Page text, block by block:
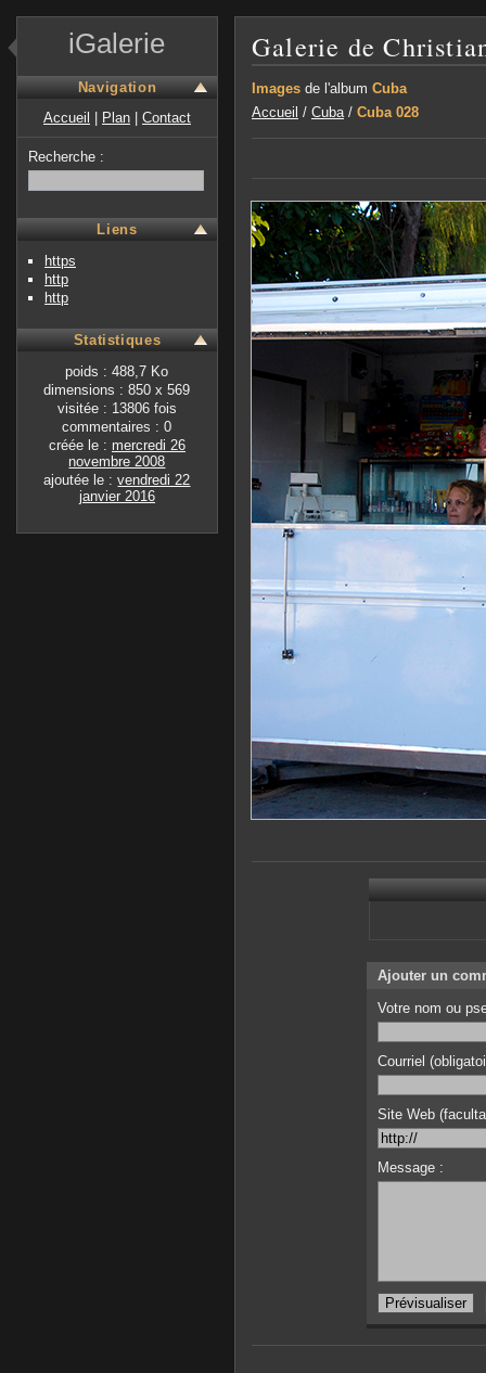
iGalerie
Navigation
Accueil
Plan Contact
Recherche :
Liens
https
http
http
Statistiques
poids : 488,7 Ko
dimensions : 850 x 569
visitée : 13806 fois
commentaires : 0
créée le : mercredi 26
novembre 2008
ajoutée le :vendredi 22
janvier 2016
Galerie de
Images de l'album Cuba
Accueil / Cuba/ Cuba 028
Ajouter un
Votre nom ou
Courriel
Site Web
Message :